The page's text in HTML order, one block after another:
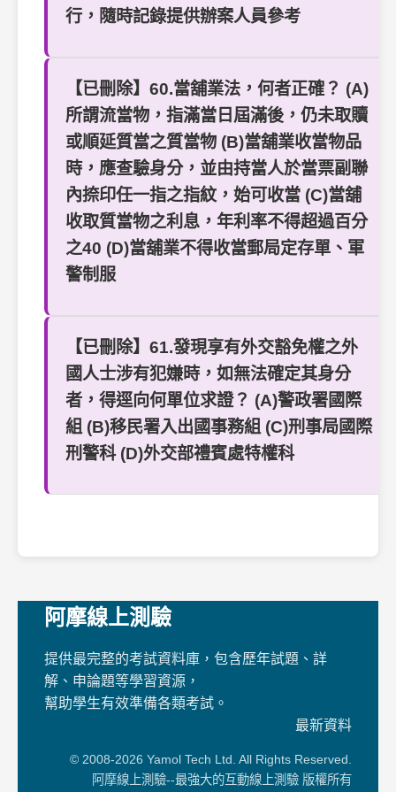
行，隨時記錄提供辦案人員參考
【已刪除】60.當舖業法，何者正確？ (A)
所謂流當物，指滿當日屆滿後，仍未取贖
或順延質當之質當物 (B)當舖業收當物品
時，應查驗身分，並由持當人於當票副聯
內捺印任一指之指紋，始可收當 (C)當舖
收取質當物之利息，年利率不得超過百分
之40 (D)當舖業不得收當郵局定存單、軍
警制服
【已刪除】61.發現享有外交豁免權之外
國人士涉有犯嫌時，如無法確定其身分
者，得逕向何單位求證？ (A)警政署國際
組 (B)移民署入出國事務組 (C)刑事局國際
刑警科 (D)外交部禮賓處特權科
阿摩線上測驗
提供最完整的考試資料庫，包含歷年試題、詳
解、申論題等學習資源，
幫助學生有效準備各類考試。
最新資料
© 2008-2026 Yamol Tech Ltd. All Rights Reserved.
阿摩線上測驗--最強大的互動線上測驗 版權所有